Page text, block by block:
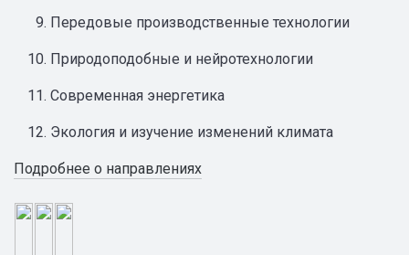
Передовые производственные технологии
Природоподобные и нейротехнологии
Современная энергетика
Экология и изучение изменений климата
Подробнее о направлениях